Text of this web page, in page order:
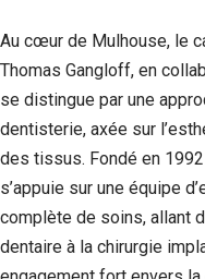
Au cœur de Mulhouse, le
Thomas Gangloff, en
se distingue par une
dentisterie, axée sur
des tissus. Fondé en
s’appuie sur une équipe
complète de soins, allant
dentaire à la chirurgie
cookies,
certaines
fonctionnalités
disparaîtront
du site Web.
Marketing
En partageant
votre intérêt et
votre
comportement